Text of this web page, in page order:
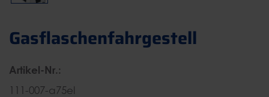
Gasflaschenfahrgestell
Artikel-Nr.:
111-007-a75el